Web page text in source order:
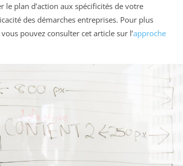
le plan d’action aux spécificités de votre
des démarches entreprises. Pour plus
pouvez consulter cet article sur l’approche